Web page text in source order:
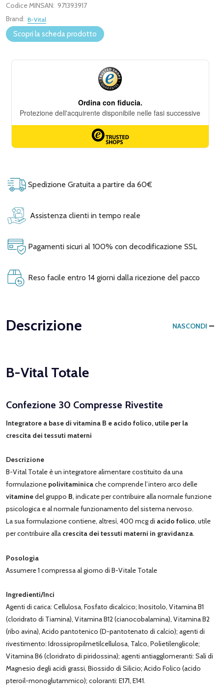
Codice MINSAN: 971393917
Brand: B-Vital
Scopri la scheda prodotto
Spedizione Gratuita a partire da 60€
Assistenza clienti in tempo reale
Pagamenti sicuri al 100% con decodificazione SSL
Reso facile entro 14 giorni dalla ricezione del pacco
Descrizione NASCONDI
B-Vital Totale
Confezione 30 Compresse Rivestite
Integratore a base di vitamina B e acido folico, utile per la
crescita dei tessuti materni
Descrizione
B-Vital Totale è un integratore alimentare costituito da una
formulazione polivitaminicache comprende l’intero arco delle
vitaminedel gruppo B, indicate per contribuire alla normale funzione
psicologica e al normale funzionamento del sistema nervoso.
La sua formulazione contiene, altresì, 400 mcg di acido folico, utile
per contribuire alla crescita dei tessuti materni in gravidanza.
Posologia
Assumere 1 compressa al giorno di B-Vitale Totale
Ingredienti/Inci
Agenti di carica: Cellulosa, Fosfato dicalcico; Inositolo, Vitamina B1
(cloridrato di Tiamina), Vitamina B12 (cianocobalamina), Vitamina B2
(ribo avina), Acido pantotenico (D-pantotenato di calcio); agenti di
rivestimento: Idrossipropilmetilcellulosa, Talco, Polietilenglicole;
Vitamina B6 (cloridrato di piridossina); agenti antiagglomeranti: Sali di
Magnesio degli acidi grassi, Biossido di Silicio; Acido Folico (acido
pteroil-monoglutammico); coloranti: E171, E141.